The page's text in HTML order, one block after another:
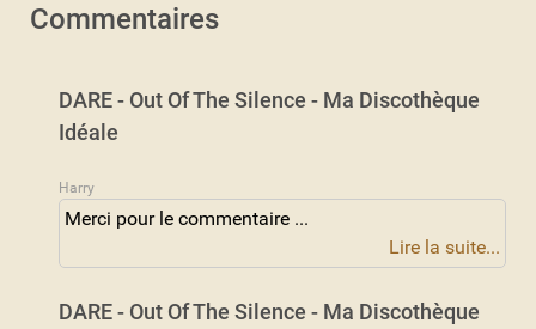
Commentaires
DARE - Out Of The Silence - Ma Discothèque
Idéale
Harry
Merci pour le commentaire ...
Lire la suite...
DARE - Out Of The Silence - Ma Discothèque